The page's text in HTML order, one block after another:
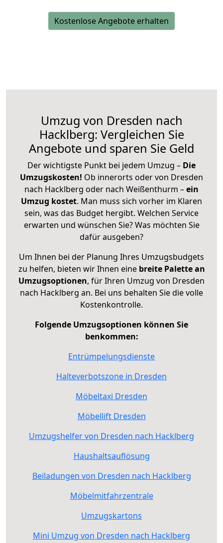
Kostenlose Angebote erhalten
Umzug von Dresden nach
Hacklberg: Vergleichen Sie
Angebote und sparen Sie Geld
Der wichtigste Punkt bei jedem Umzug – Die
Umzugskosten! Ob innerorts oder von Dresden
nach Hacklberg oder nach Weißenthurm –ein
Umzug kostet. Man muss sich vorher im Klaren
sein, was das Budget hergibt. Welchen Service
erwarten und wünschen Sie? Was möchten Sie
dafür ausgeben?
Um Ihnen bei der Planung Ihres Umzugsbudgets
zu helfen, bieten wir Ihnen eine breite Palette an
Umzugsoptionen, für Ihren Umzug von Dresden
nach Hacklberg an. Bei uns behalten Sie die volle
Kostenkontrolle.
Folgende Umzugsoptionen können Sie
benkommen:
Entrümpelungsdienste
Halteverbotszone in Dresden
Möbeltaxi Dresden
Möbellift Dresden
Umzugshelfer von Dresden nach Hacklberg
Haushaltsauflösung
Beiladungen von Dresden nach Hacklberg
Möbelmitfahrzentrale
Umzugskartons
Mini Umzug von Dresden nach Hacklberg